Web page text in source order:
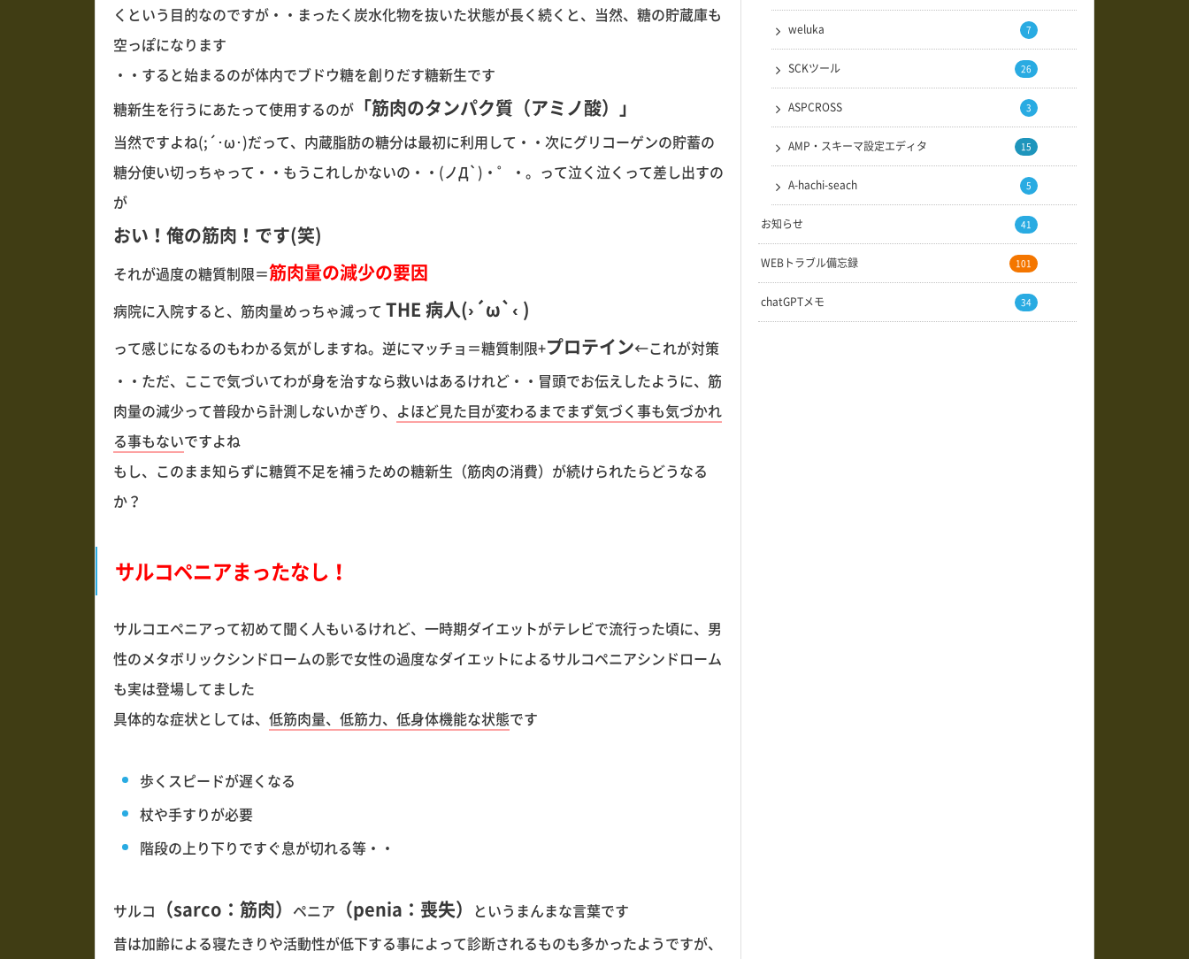
くという目的なのですが・・まったく炭水化物を抜いた状態が長く続くと、当然、糖の貯蔵庫も
空っぽになります
・・すると始まるのが体内でブドウ糖を創りだす糖新生です
糖新生を行うにあたって使用するのが 「筋肉のタンパク質（アミノ酸）」
当然ですよね(;´･ω･)だって、内蔵脂肪の糖分は最初に利用して・・次にグリコーゲンの貯蓄の
糖分使い切っちゃって・・もうこれしかないの・・(ノД`)・゜・。って泣く泣くって差し出すの
が
おい！俺の筋肉！です(笑)
それが過度の糖質制限＝筋肉量の減少の要因
病院に入院すると、筋肉量めっちゃ減って THE 病人(›´ω`‹ )
って感じになるのもわかる気がしますね。逆にマッチョ＝糖質制限+プロテイン←これが対策
・・ただ、ここで気づいてわが身を治すなら救いはあるけれど・・冒頭でお伝えしたように、筋
肉量の減少って普段から計測しないかぎり、 よほど見た目が変わるまでまず気づく事も気づかれ
る事もないですよね
もし、このまま知らずに糖質不足を補うための糖新生（筋肉の消費）が続けられたらどうなる
か？
サルコペニアまったなし！
サルコエペニアって初めて聞く人もいるけれど、一時期ダイエットがテレビで流行った頃に、男
性のメタボリックシンドロームの影で女性の過度なダイエットによるサルコペニアシンドローム
も実は登場してました
具体的な症状としては、 低筋肉量、低筋力、低身体機能な状態です
歩くスピードが遅くなる
杖や手すりが必要
階段の上り下りですぐ息が切れる等・・
サルコ （sarco：筋肉） ペニア （penia：喪失）
というまんまな言葉です
昔は加齢による寝たきりや活動性が低下する事によって診断されるものも多かったようですが、
weluka 7
SCKツール 26
ASPCROSS 3
AMP・スキーマ設定エディタ 15
A-hachi-seach 5
お知らせ 41
WEBトラブル備忘録 101
chatGPTメモ 34